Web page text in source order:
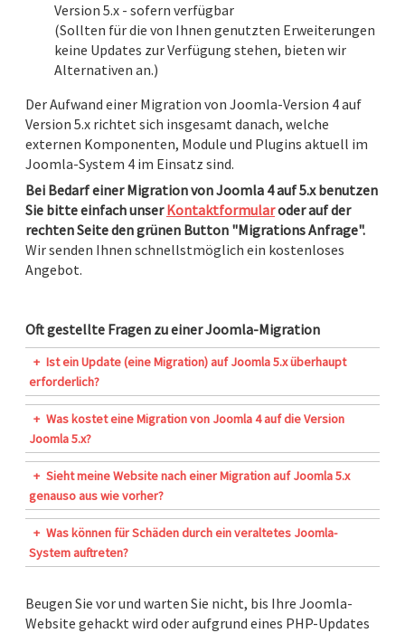
Version 5.x - sofern verfügbar
(Sollten für die von Ihnen genutzten Erweiterungen
keine Updates zur Verfügung stehen, bieten wir
Alternativen an.)
Der Aufwand einer Migration von Joomla-Version 4 auf
Version 5.x richtet sich insgesamt danach, welche
externen Komponenten, Module und Plugins aktuell im
Joomla-System 4 im Einsatz sind.
Bei Bedarf einer Migration von Joomla 4 auf 5.x benutzen
Sie bitte einfach unserKontaktformularoder auf der
rechten Seite den grünen Button "Migrations Anfrage".
Wir senden Ihnen schnellstmöglich ein kostenloses
Angebot.
Oft gestellte Fragen zu einer Joomla-Migration
+ Ist ein Update (eine Migration) auf Joomla 5.x überhaupt
erforderlich?
+ Was kostet eine Migration von Joomla 4 auf die Version
Joomla 5.x?
+ Sieht meine Website nach einer Migration auf Joomla 5.x
genauso aus wie vorher?
+ Was können für Schäden durch ein veraltetes Joomla-
System auftreten?
Beugen Sie vor und warten Sie nicht, bis Ihre Joomla-
Website gehackt wird oder aufgrund eines PHP-Updates